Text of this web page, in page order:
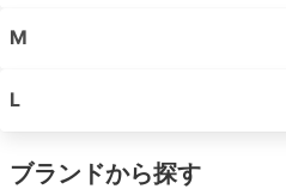
M
L
ブランドから探す